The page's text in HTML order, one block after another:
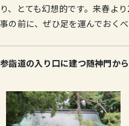
り、とても幻想的です。来春よ
事の前に、ぜひ足を運んでおくべ
参詣道の入り口に建つ随神門か